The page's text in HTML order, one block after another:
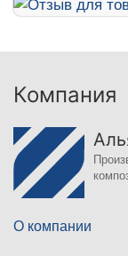
Компания
О компании